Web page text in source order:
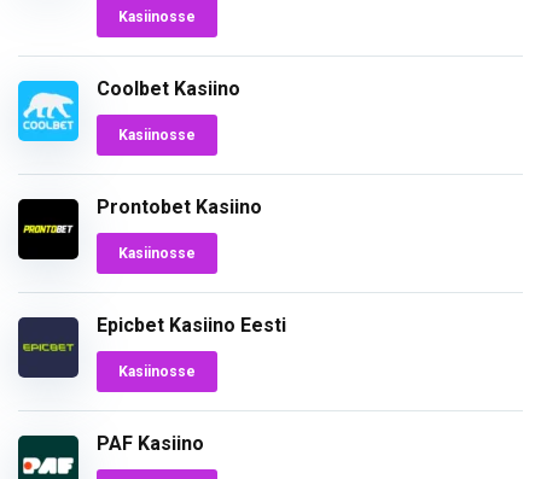
Kasiinosse
Coolbet Kasiino
Kasiinosse
Prontobet Kasiino
Kasiinosse
Epicbet Kasiino Eesti
Kasiinosse
PAF Kasiino